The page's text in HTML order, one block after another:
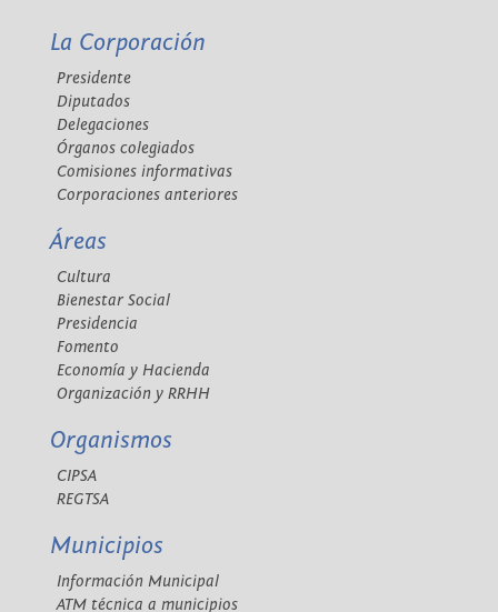
La Corporación
Presidente
Diputados
Delegaciones
Órganos colegiados
Comisiones informativas
Corporaciones anteriores
Áreas
Cultura
Bienestar Social
Presidencia
Fomento
Economía y Hacienda
Organización y RRHH
Organismos
CIPSA
REGTSA
Municipios
Información Municipal
ATM técnica a municipios